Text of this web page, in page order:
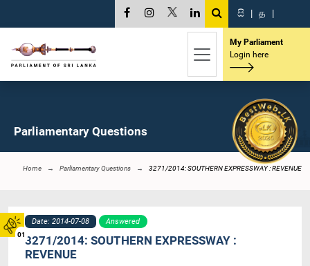
01
සි | த |
My Parliament
Login here
Parliamentary Questions
Home Parliamentary Questions 3271/2014: SOUTHERN EXPRESSWAY : REVENUE
Date: 2014-07-08 Answered
3271/2014: SOUTHERN EXPRESSWAY :
REVENUE